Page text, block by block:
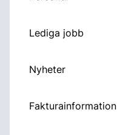
Lediga jobb
Nyheter
Fakturainformation